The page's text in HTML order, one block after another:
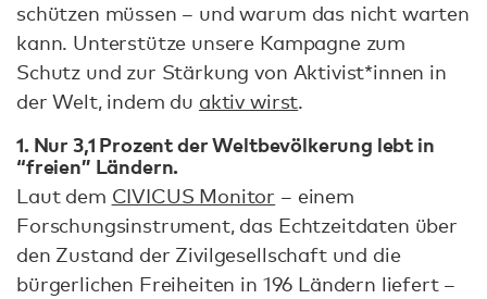
schützen müssen – und warum das nicht warten
kann. Unterstütze unsere Kampagne zum
Schutz und zur Stärkung von Aktivist*innen in
der Welt, indem du aktiv wirst.
1. Nur 3,1 Prozent der Weltbevölkerung lebt in
“freien” Ländern.
Laut dem CIVICUS Monitor – einem
Forschungsinstrument, das Echtzeitdaten über
den Zustand der Zivilgesellschaft und die
bürgerlichen Freiheiten in 196 Ländern liefert –